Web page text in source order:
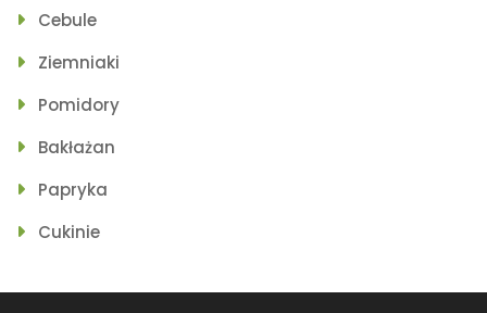
Cebule
Ziemniaki
Pomidory
Bakłażan
Papryka
Cukinie